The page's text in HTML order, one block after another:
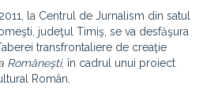
la Centrul de Jurnalism din satul
judeţul Timiş, se va desfăşura
transfrontaliere de creaţie
Româneşti, în cadrul unui proiect
Român.